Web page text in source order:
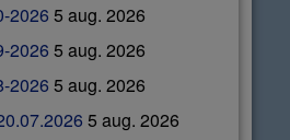
2026 5 aug. 2026
2026 5 aug. 2026
2026 5 aug. 2026
5 aug. 2026